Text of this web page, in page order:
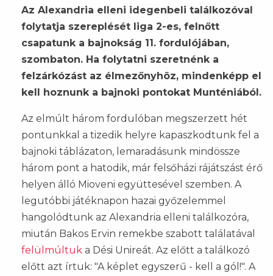
Az Alexandria elleni idegenbeli találkozóval
folytatja szereplését liga 2-es, felnőtt
csapatunk a bajnokság 11. fordulójában,
szombaton. Ha folytatni szeretnénk a
felzárkózást az élmezőnyhöz, mindenképp el
kell hoznunk a bajnoki pontokat Munténiából.
Az elmúlt három fordulóban megszerzett hét
pontunkkal a tizedik helyre kapaszkodtunk fel a
bajnoki táblázaton, lemaradásunk mindössze
három pont a hatodik, már felsőházi rájátszást érő
helyen álló Mioveni együttesével szemben. A
legutóbbi játéknapon hazai győzelemmel
hangolódtunk az Alexandria elleni találkozóra,
miután Bakos Ervin remekbe szabott találatával
felülmúltuk a Dési Unireát. Az előtt a találkozó
előtt azt írtuk: "A képlet egyszerű - kell a gól!". A